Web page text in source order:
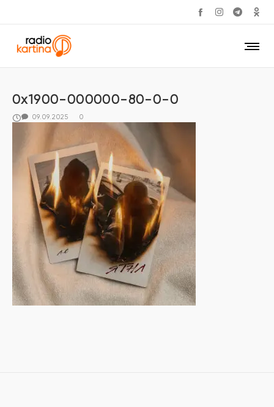
0x1900-000000-80-0-0
09.09.2025 0